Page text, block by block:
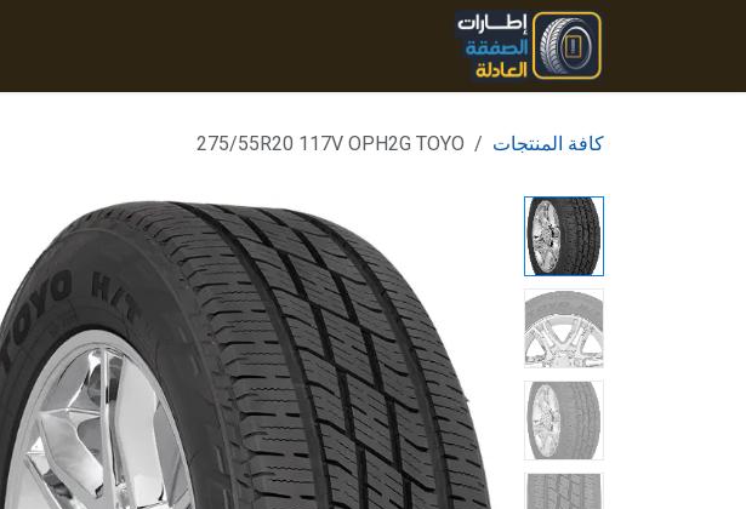
تخطي للذهاب إلى المحتوى
كافة المنتجات 275/55R20 117V OPH2G TOYO